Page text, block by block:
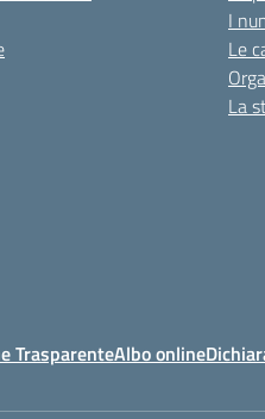
I
Le
La
TrasparenteAlbo online